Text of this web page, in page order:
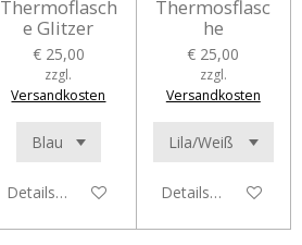
Thermoflasch
e Glitzer
€ 25,00
zzgl.
Versandkosten
Details anzeigen
Thermosflasc
he
€ 25,00
zzgl.
Versandkosten
Details anzeigen